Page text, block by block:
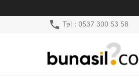
phone Tel : 0537 300 53 58